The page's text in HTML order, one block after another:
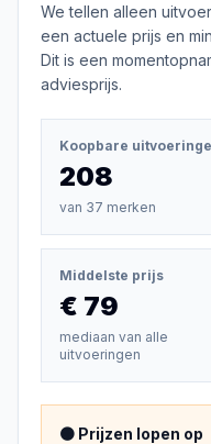
We tellen alleen
een actuele prijs en
Dit is een
adviesprijs.
Koopbare
208
van 37 merken
Middelste prijs
€ 79
mediaan van alle
uitvoeringen
🟠 Prijzen lopen op